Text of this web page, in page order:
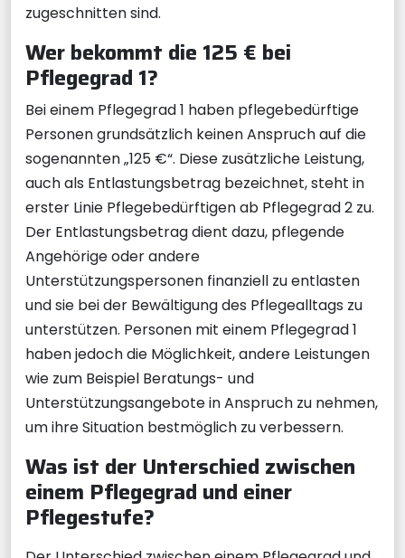
zugeschnitten sind.
Wer bekommt die 125 € bei
Pflegegrad 1?
Bei einem Pflegegrad 1 haben pflegebedürftige
Personen grundsätzlich keinen Anspruch auf die
sogenannten „125 €“. Diese zusätzliche Leistung,
auch als Entlastungsbetrag bezeichnet, steht in
erster Linie Pflegebedürftigen ab Pflegegrad 2 zu.
Der Entlastungsbetrag dient dazu, pflegende
Angehörige oder andere
Unterstützungspersonen finanziell zu entlasten
und sie bei der Bewältigung des Pflegealltags zu
unterstützen. Personen mit einem Pflegegrad 1
haben jedoch die Möglichkeit, andere Leistungen
wie zum Beispiel Beratungs- und
Unterstützungsangebote in Anspruch zu nehmen,
um ihre Situation bestmöglich zu verbessern.
Was ist der Unterschied zwischen
einem Pflegegrad und einer
Pflegestufe?